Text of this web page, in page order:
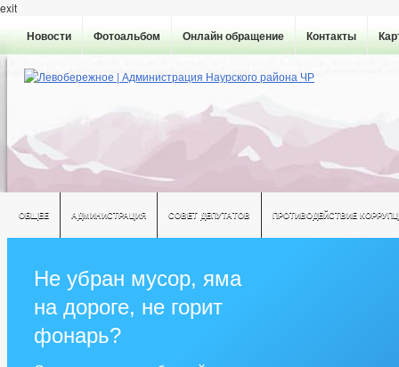
exit
Новости Фотоальбом Онлайн обращение Контакты
ОБЩЕЕ АДМИНИСТРАЦИЯ СОВЕТ ДЕПУТАТОВ ПРОТИВОДЕЙСТВИЕ
Не убран мусор, яма
на дороге, не горит
фонарь?